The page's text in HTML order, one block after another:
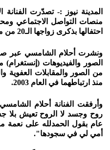
المدينة نيوز :- تصدّرت
منصات التواصل الاجتماعي
احتفالها بذكرى زواجها الـ20 من مبارك الهاجري.
ونشرت أحلام الشامسي عبر
الصور والفيديوهات
من الصور والمقابلات العفوية
منذ ارتباطهما في العام 2003.
وأرفقت الفنانة أحلام
روح وجسد لا الروح تعيش بلا
عام بقول الحمدلله على نعمة
أمي لي في سجودها".